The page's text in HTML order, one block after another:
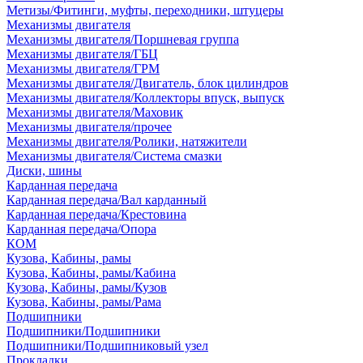
Метизы/Фитинги, муфты, переходники, штуцеры
Механизмы двигателя
Механизмы двигателя/Поршневая группа
Механизмы двигателя/ГБЦ
Механизмы двигателя/ГРМ
Механизмы двигателя/Двигатель, блок цилиндров
Механизмы двигателя/Коллекторы впуск, выпуск
Механизмы двигателя/Маховик
Механизмы двигателя/прочее
Механизмы двигателя/Ролики, натяжители
Механизмы двигателя/Система смазки
Диски, шины
Карданная передача
Карданная передача/Вал карданный
Карданная передача/Крестовина
Карданная передача/Опора
КОМ
Кузова, Кабины, рамы
Кузова, Кабины, рамы/Кабина
Кузова, Кабины, рамы/Кузов
Кузова, Кабины, рамы/Рама
Подшипники
Подшипники/Подшипники
Подшипники/Подшипниковый узел
Прокладки